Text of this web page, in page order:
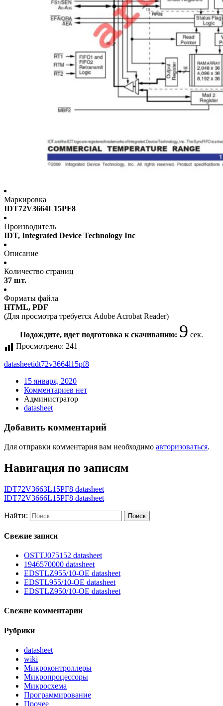
Маркировка
IDT72V3664L15PF8
Производитель
IDT, Integrated Device Technology Inc
Описание
Количество страниц
37 шт.
Форматы файла
HTML, PDF
(Для просмотра требуется Adobe Acrobat Reader)
Подождите, идет подготовка к скачиванию: 8 сек.
Просмотрено: 241
datasheetidt72v3664l15pf8
15 января, 2020
Комментариев нет
Администратор
datasheet
Добавить комментарий
Для отправки комментария вам необходимо авторизоваться.
Навигация по записям
IDT72V3663L15PF8 datasheet
IDT72V3666L15PF8 datasheet
Найти:
Свежие записи
OSTTJ075152 datasheet
1946570000 datasheet
EDSTLZ955/10-OE datasheet
EDSTL955/10-OE datasheet
EDSTLZ950/10-OE datasheet
Свежие комментарии
Рубрики
datasheet
wiki
Микроконтроллеры
Микропроцессоры
Микросхема
Программирование
Прочее